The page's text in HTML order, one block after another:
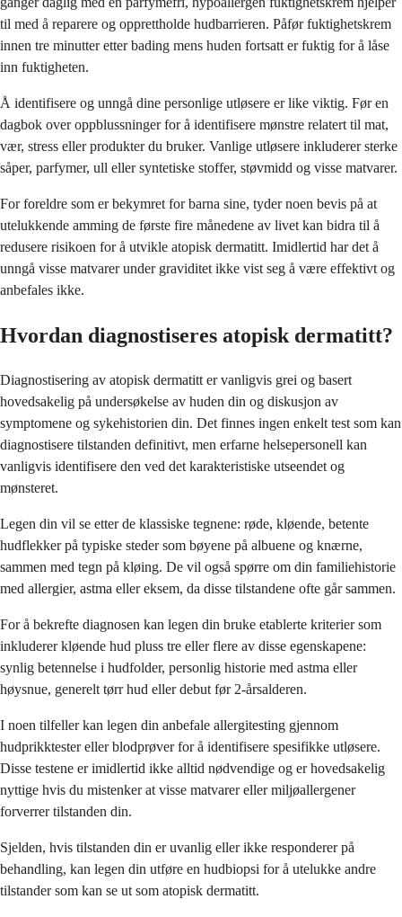
til med å reparere og opprettholde hudbarrieren. Påfør fuktighetskrem
innen tre minutter etter bading mens huden fortsatt er fuktig for å låse
inn fuktigheten.
Å identifisere og unngå dine personlige utløsere er like viktig. Før en
dagbok over oppblussninger for å identifisere mønstre relatert til mat,
vær, stress eller produkter du bruker. Vanlige utløsere inkluderer sterke
såper, parfymer, ull eller syntetiske stoffer, støvmidd og visse matvarer.
For foreldre som er bekymret for barna sine, tyder noen bevis på at
utelukkende amming de første fire månedene av livet kan bidra til å
redusere risikoen for å utvikle atopisk dermatitt. Imidlertid har det å
unngå visse matvarer under graviditet ikke vist seg å være effektivt og
anbefales ikke.
Hvordan diagnostiseres atopisk dermatitt?
Diagnostisering av atopisk dermatitt er vanligvis grei og basert
hovedsakelig på undersøkelse av huden din og diskusjon av
symptomene og sykehistorien din. Det finnes ingen enkelt test som kan
diagnostisere tilstanden definitivt, men erfarne helsepersonell kan
vanligvis identifisere den ved det karakteristiske utseendet og
mønsteret.
Legen din vil se etter de klassiske tegnene: røde, kløende, betente
hudflekker på typiske steder som bøyene på albuene og knærne,
sammen med tegn på kløing. De vil også spørre om din familiehistorie
med allergier, astma eller eksem, da disse tilstandene ofte går sammen.
For å bekrefte diagnosen kan legen din bruke etablerte kriterier som
inkluderer kløende hud pluss tre eller flere av disse egenskapene:
synlig betennelse i hudfolder, personlig historie med astma eller
høysnue, generelt tørr hud eller debut før 2-årsalderen.
I noen tilfeller kan legen din anbefale allergitesting gjennom
hudprikktester eller blodprøver for å identifisere spesifikke utløsere.
Disse testene er imidlertid ikke alltid nødvendige og er hovedsakelig
nyttige hvis du mistenker at visse matvarer eller miljøallergener
forverrer tilstanden din.
Sjelden, hvis tilstanden din er uvanlig eller ikke responderer på
behandling, kan legen din utføre en hudbiopsi for å utelukke andre
tilstander som kan se ut som atopisk dermatitt.